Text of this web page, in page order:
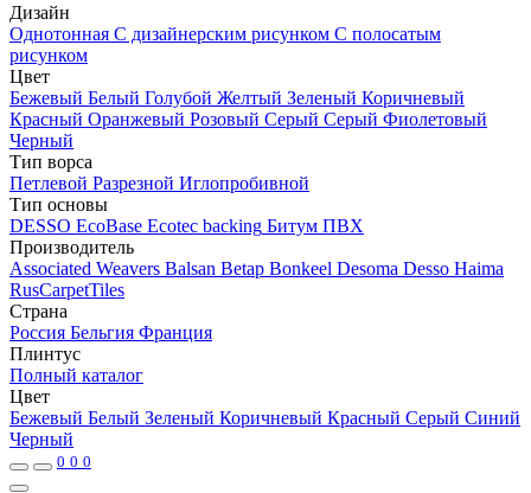
Дизайн
Однотонная С дизайнерским рисунком С полосатым
рисунком
Цвет
Бежевый Белый Голубой Желтый Зеленый Коричневый
Красный Оранжевый Розовый Серый Серый Фиолетовый
Черный
Тип ворса
Петлевой Разрезной Иглопробивной
Тип основы
DESSO EcoBase Ecotec backing Битум ПВХ
Производитель
Associated Weavers Balsan Betap Bonkeel Desoma Desso Haima
RusCarpetTiles
Страна
Россия Бельгия Франция
Плинтус
Полный каталог
Цвет
Бежевый Белый Зеленый Коричневый Красный Серый Синий
Черный
0 0 0